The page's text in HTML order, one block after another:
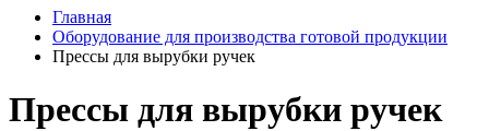
Главная
Оборудование для производства готовой продукции
Прессы для вырубки ручек
Прессы для вырубки ручек